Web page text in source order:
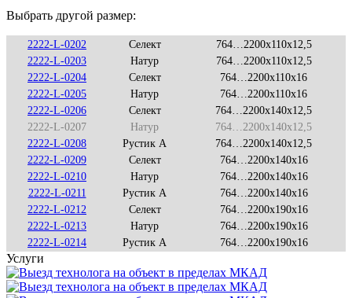
Выбрать другой размер:
2222-L-0202 Селект
764…2200x110x12,5
2222-L-0203
Натур
764…2200x110x12,5
2222-L-0204
Селект
764…2200x110x16
2222-L-0205
Натур
764…2200x110x16
2222-L-0206
Селект
764…2200x140x12,5
2222-L-0207
Натур
764…2200x140x12,5
2222-L-0208
Рустик А
764…2200x140x12,5
2222-L-0209
Селект
764…2200x140x16
2222-L-0210
Натур
764…2200x140x16
2222-L-0211
Рустик А
764…2200x140x16
2222-L-0212
Селект
764…2200x190x16
2222-L-0213
Натур
764…2200x190x16
2222-L-0214
Рустик А 764…2200x190x16
Услуги